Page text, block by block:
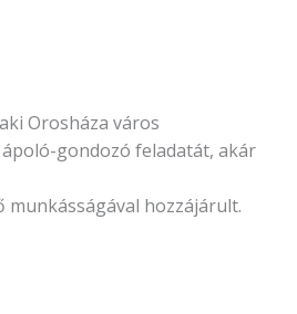
Orosháza város
gondozó feladatát, akár
munkásságával hozzájárult.